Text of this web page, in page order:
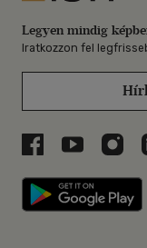
Legyen mindig
Iratkozzon fel
Libri aLibri a